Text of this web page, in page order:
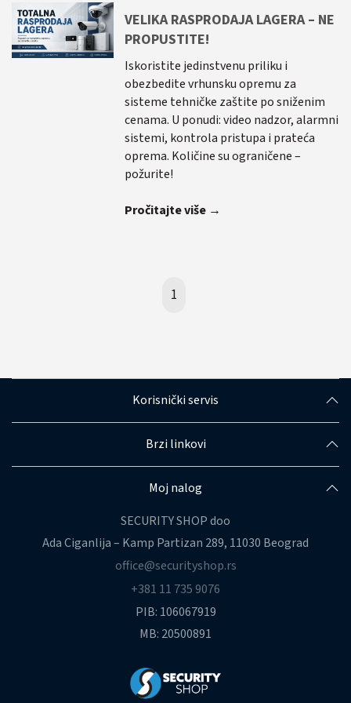
VELIKA RASPRODAJA LAGERA – NE
PROPUSTITE!
Iskoristite jedinstvenu priliku i
obezbedite vrhunsku opremu za
sisteme tehničke zaštite po sniženim
cenama. U ponudi: video nadzor, alarmni
sistemi, kontrola pristupa i prateća
oprema. Količine su ograničene –
požurite!
Pročitajte više →
1
Korisnički servis
Brzi linkovi
Moj nalog
SECURITY SHOP doo
Ada Ciganlija – Kamp Partizan 289, 11030 Beograd
office@securityshop.rs
+381 11 735 9076
PIB: 106067919
MB: 20500891